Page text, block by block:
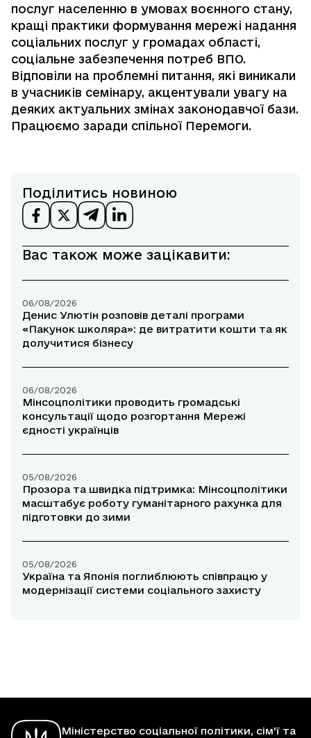
послуг населенню в умовах воєнного стану,
кращі практики формування мережі надання
соціальних послуг у громадах області,
соціальне забезпечення потреб ВПО.
Відповіли на проблемні питання, які виникали
в учасників семінару, акцентували увагу на
деяких актуальних змінах законодавчої бази.
Працюємо заради спільної Перемоги.
Поділитись новиною
Вас також може зацікавити:
06/08/2026
Денис Улютін розповів деталі програми
«Пакунок школяра»: де витратити кошти та як
долучитися бізнесу
06/08/2026
Мінсоцполітики проводить громадські
консультації щодо розгортання Мережі
єдності українців
05/08/2026
Прозора та швидка підтримка: Мінсоцполітики
масштабує роботу гуманітарного рахунка для
підготовки до зими
05/08/2026
Україна та Японія поглиблюють співпрацю у
модернізації системи соціального захисту
Міністерство соціальної політики, сім'ї та